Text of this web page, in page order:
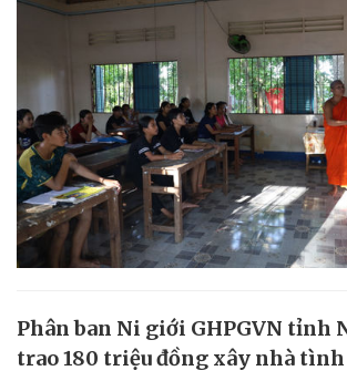
Phân ban Ni giới GHPGVN tỉnh
trao 180 triệu đồng xây nhà